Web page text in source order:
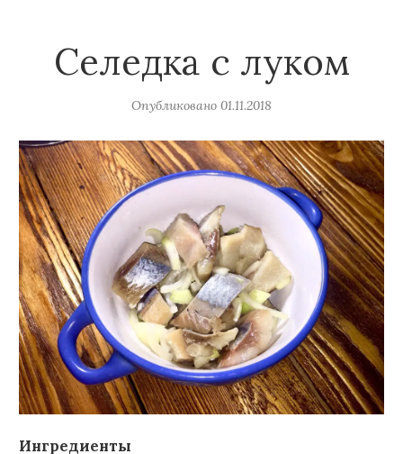
Селедка с луком
Опубликовано 01.11.2018
Ингредиенты